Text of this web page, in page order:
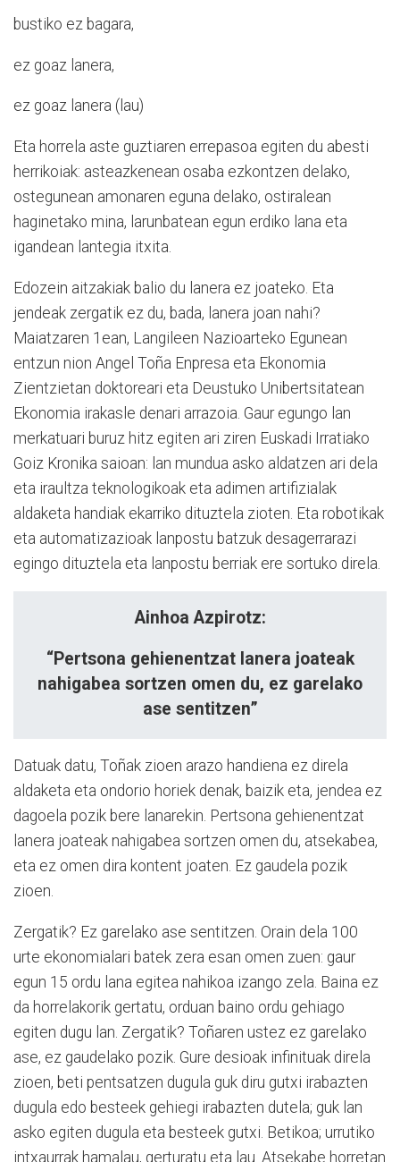
bustiko ez bagara,
ez goaz lanera,
ez goaz lanera (lau)
Eta horrela aste guztiaren errepasoa egiten du abesti
herrikoiak: asteazkenean osaba ezkontzen delako,
ostegunean amonaren eguna delako, ostiralean
haginetako mina, larunbatean egun erdiko lana eta
igandean lantegia itxita.
Edozein aitzakiak balio du lanera ez joateko. Eta
jendeak zergatik ez du, bada, lanera joan nahi?
Maiatzaren 1ean, Langileen Nazioarteko Egunean
entzun nion Angel Toña Enpresa eta Ekonomia
Zientzietan doktoreari eta Deustuko Unibertsitatean
Ekonomia irakasle denari arrazoia. Gaur egungo lan
merkatuari buruz hitz egiten ari ziren Euskadi Irratiako
Goiz Kronika saioan: lan mundua asko aldatzen ari dela
eta iraultza teknologikoak eta adimen artifizialak
aldaketa handiak ekarriko dituztela zioten. Eta robotikak
eta automatizazioak lanpostu batzuk desagerrarazi
egingo dituztela eta lanpostu berriak ere sortuko direla.
Ainhoa Azpirotz:
“Pertsona gehienentzat lanera joateak
nahigabea sortzen omen du, ez garelako
ase sentitzen”
Datuak datu, Toñak zioen arazo handiena ez direla
aldaketa eta ondorio horiek denak, baizik eta, jendea ez
dagoela pozik bere lanarekin. Pertsona gehienentzat
lanera joateak nahigabea sortzen omen du, atsekabea,
eta ez omen dira kontent joaten. Ez gaudela pozik
zioen.
Zergatik? Ez garelako ase sentitzen. Orain dela 100
urte ekonomialari batek zera esan omen zuen: gaur
egun 15 ordu lana egitea nahikoa izango zela. Baina ez
da horrelakorik gertatu, orduan baino ordu gehiago
egiten dugu lan. Zergatik? Toñaren ustez ez garelako
ase, ez gaudelako pozik. Gure desioak infinituak direla
zioen, beti pentsatzen dugula guk diru gutxi irabazten
dugula edo besteek gehiegi irabazten dutela; guk lan
asko egiten dugula eta besteek gutxi. Betikoa; urrutiko
intxaurrak hamalau, gerturatu eta lau. Atsekabe horretan